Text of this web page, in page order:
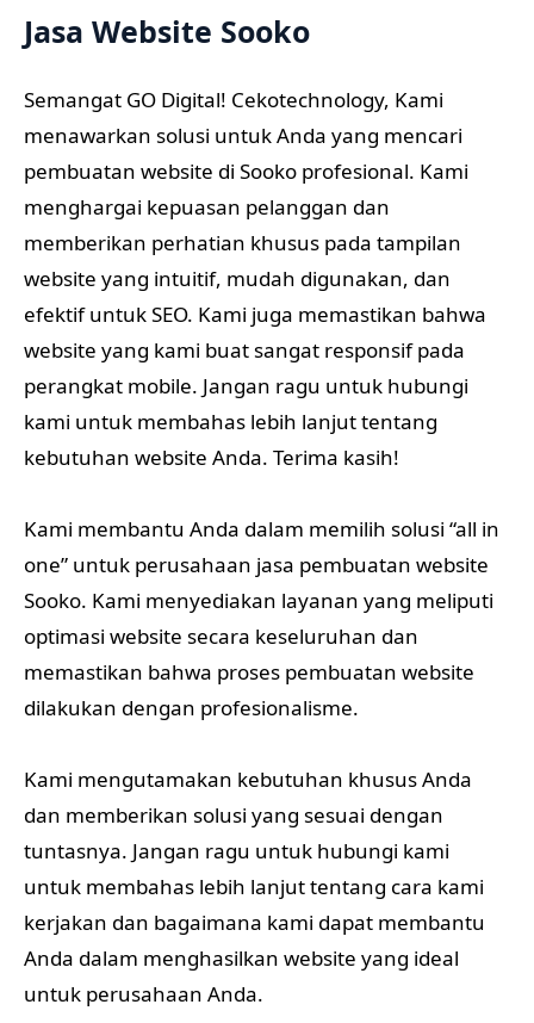
Jasa Website Sooko
Semangat GO Digital! Cekotechnology, Kami
menawarkan solusi untuk Anda yang mencari
pembuatan website di Sooko profesional. Kami
menghargai kepuasan pelanggan dan
memberikan perhatian khusus pada tampilan
website yang intuitif, mudah digunakan, dan
efektif untuk SEO. Kami juga memastikan bahwa
website yang kami buat sangat responsif pada
perangkat mobile. Jangan ragu untuk hubungi
kami untuk membahas lebih lanjut tentang
kebutuhan website Anda. Terima kasih!
Kami membantu Anda dalam memilih solusi “all in
one” untuk perusahaan jasa pembuatan website
Sooko. Kami menyediakan layanan yang meliputi
optimasi website secara keseluruhan dan
memastikan bahwa proses pembuatan website
dilakukan dengan profesionalisme.
Kami mengutamakan kebutuhan khusus Anda
dan memberikan solusi yang sesuai dengan
tuntasnya. Jangan ragu untuk hubungi kami
untuk membahas lebih lanjut tentang cara kami
kerjakan dan bagaimana kami dapat membantu
Anda dalam menghasilkan website yang ideal
untuk perusahaan Anda.